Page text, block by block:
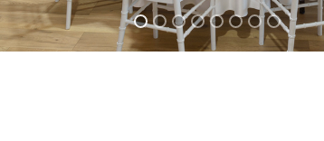
NTAK regisztrált
szállásadók vagyunk
Kapcsolat:
Telefon: +36 20